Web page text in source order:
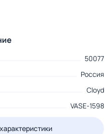
50077
Россия
Cloyd
VASE-1598